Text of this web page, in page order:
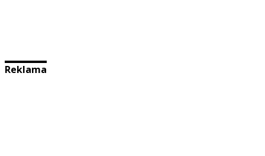
Reklama